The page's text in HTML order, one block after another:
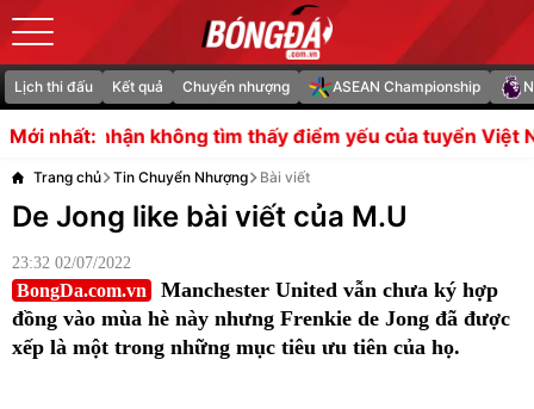
Lịch thi đấu Kết quả Chuyển nhượng ASEAN Championship
Mới nhất:
tìm thấy điểm yếu của tuyển Việt Nam HLV Kim
Trang chủ Tin Chuyển Nhượng Bài viết
De Jong like bài viết của M.U
23:32 02/07/2022
BongDa.com.vn
Manchester United vẫn chưa ký hợp
đồng vào mùa hè này nhưng Frenkie de Jong đã được
xếp là một trong những mục tiêu ưu tiên của họ.